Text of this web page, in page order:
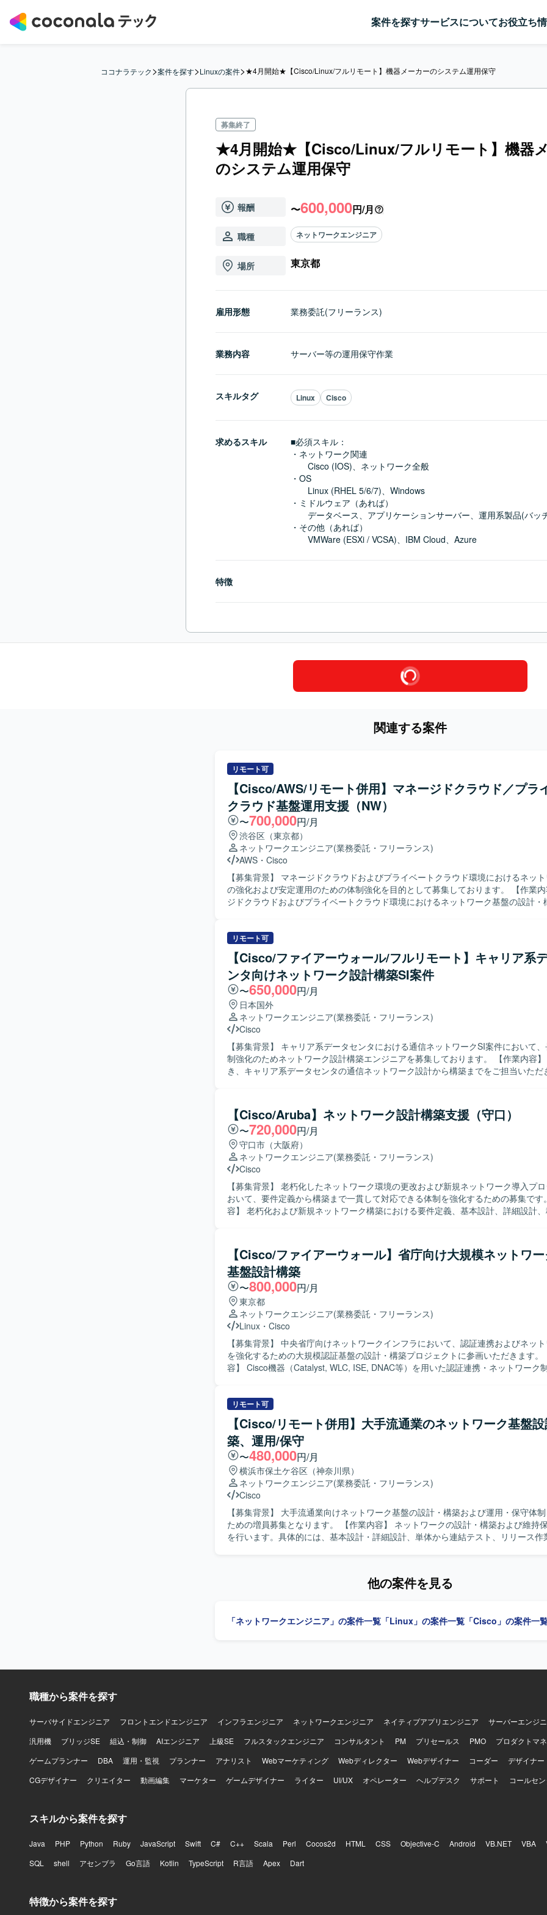
案件を探すサービスについてお役立ち
ココナラテック>案件を探す>Linuxの案件>★4月開始★【Cisco/Linux/フルリモート】機器メーカーのシステム運用保守
募集終了
★4月開始★【Cisco/Linux/フルリモート】機器
のシステム運用保守
報酬 〜600,000円/月
職種 ネットワークエンジニア
場所 東京都
雇用形態 業務委託(フリーランス)
業務内容 サーバー等の運用保守作業
スキルタグ Linux Cisco
求めるスキル
■必須スキル：
・ネットワーク関連
Cisco (IOS)、ネットワーク全般
・OS
Linux (RHEL 5/6/7)、Windows
・ミドルウェア（あれば）
データベース、アプリケーションサーバー、運用系製品(バッ
・その他（あれば）
VMWare (ESXi / VCSA)、IBM Cloud、Azure
特徴
関連する案件
リモート可
【Cisco/AWS/リモート併用】マネージドクラウド／プラ
クラウド基盤運用支援（NW）
〜700,000円/月
渋谷区（東京都）
ネットワークエンジニア(業務委託・フリーランス)
AWS ・ Cisco
【募集背景】 マネージドクラウドおよびプライベートクラウド環境におけるネッ
の強化および安定運用のための体制強化を目的として募集しております。 【作業内容】 マネー
ジドクラウドおよびプライベートクラウド環境におけるネットワーク基盤の設計・
などを用いたルーティング設計・運用、障害対応および保守対応を実施していただ
【求める人物像】 単なる運用オペレーションにとどまらず、ネットワーク設計か
応できる方を求めております。 クラウドおよびオンプレミス双方のネットワーク
持ち、主体的に改善や最適化に取り組んでいただける方が望ましいです。 【ポジションの魅
力】 マネージドクラウドおよびプライベートクラウド双方のネットワーク基盤に
で、クラウドネットワークとデータセンターネットワークの幅広い知見を習得して
す。 大規模な閉域網環境やBGP／MPLSなどを活用した高度なルーティング設計
ることができ、ネットワークエンジニアとしてのスキルアップが期待できるポジシ
【開発環境】 Cisco／Arista製ネットワーク機器 AWSネットワークサービス BGP
LISP／MPLSを用いたルーティング環境
リモート可
【Cisco/ファイアーウォール/フルリモート】キャリア系
ンタ向けネットワーク設計構築SI案件
〜650,000円/月
日本国外
ネットワークエンジニア(業務委託・フリーランス)
Cisco
【募集背景】 キャリア系データセンタにおける通信ネットワークSI案件において
制強化のためネットワーク設計構築エンジニアを募集しております。 【作業内容】 要件に基づ
き、キャリア系データセンタの通信ネットワーク設計から構築までをご担当いただ
タにおける初期設定作業（必要に応じてACI関連作業を現地で実施する場合があります
める人物像】 ・中長期で安定して参画いただける方 ・ネットワーク技術のキャッ
向きに取り組める方 ・手順書作成などドキュメント作業も丁寧に対応いただける
コミュニケーションを取りながら主体的に作業を進められる方 【ポジションの魅力】 ・キャリ
ア系データセンタの基幹ネットワークに関わることで、大規模なネットワーク設計
を積むことができます。 ・Cisco NexusやACI、ロードバランサ、ファイアウォー
た高度なネットワーク技術に携わることができます。 ・長期想定のため、腰を据
ップしながら参画いただけます。 【開発環境】 ・ネットワーク機器：Cisco Nexusシリーズ、
Cisco ACI、A10、F5 など ・ドキュメント：各種設計書・手順書作成ツール（詳細
【Cisco/Aruba】ネットワーク設計構築支援（守口）
〜720,000円/月
守口市（大阪府）
ネットワークエンジニア(業務委託・フリーランス)
Cisco
【募集背景】 老朽化したネットワーク環境の更改および新規ネットワーク導入プ
おいて、要件定義から構築まで一貫して対応できる体制を強化するための募集です。 【作
容】 老朽化および新規ネットワーク構築における要件定義、基本設計、詳細設計
ます。 ベンダーや現場担当者との調整、作業手順の確認など、関係各所とのコミ
ンを取りながら円滑な導入・移行を推進していただきます。 【求める人物像】 現地で自ら確認
すべき点を主体的に確認しに行動できる方を求めています。 業者や担当者と会話
況に応じた提案や調整を行い、プロジェクトを前向きに推進できる方を歓迎いたしま
ジションの魅力】 老朽化したネットワークの更改から新規導入まで、上流工程か
ズまで一気通貫で携わることができるため、ネットワークエンジニアとしてのスキ
に高めていただけます。 複数ベンダー機器を扱う環境での設計・構築経験を積む
将来的なリーダーポジションを目指す方にも適したポジションです。 【開発環境】 Cisco
L2/L3スイッチ、Aruba L2/L3スイッチ、VPN機器、FortiGateやPaloaltoなどのネ
器を中心とした環境です。
【Cisco/ファイアーウォール】省庁向け大規模ネットワ
基盤設計構築
〜800,000円/月
東京都
ネットワークエンジニア(業務委託・フリーランス)
Linux ・ Cisco
【募集背景】 中央省庁向けネットワークインフラにおいて、認証連携およびネッ
を強化するための大規模認証基盤の設計・構築プロジェクトに参画いただきます。 【作業内
容】 Cisco機器（Catalyst, WLC, ISE, DNAC等）を用いた認証連携・ネットワーク
制御の検討・実装を行っていただきます。 Linux / Windowsサーバー上でのログ調
定、認証連携に伴う各種設定・検証作業を担当していただきます。 プロジェクト
書、パラメータシート、テスト仕様書などの技術ドキュメントを作成していただきま
める人物像】 認証や証明書、ネットワークポリシー制御に強みを持ち、高い専門
主体的に設計・構築をリードしていただける方を求めています。 【ポジションの魅力】 中央省
庁向けの重要度が高い大規模ネットワーク認証基盤の設計・構築に携わることで、
ュリティ要件に対応したネットワーク設計スキルを磨いていただけます。 Ciscoの
ューション（ISE、DNAC等）を活用した認証・ネットワーク制御の実務経験を深
きます。 【開発環境】 ネットワーク製品： Cisco Catalyst, WLC, Cisco ISE, Cisco DNA Center
(DNAC) 認証プロトコル： RADIUS, LDAP サーバーOS： Linux, Windows Server
証周り） 担当工程： 基本設計〜詳細設計〜構築〜検証・テスト
リモート可
【Cisco/リモート併用】大手流通業のネットワーク基盤
築、運用/保守
〜480,000円/月
横浜市保土ケ谷区（神奈川県）
ネットワークエンジニア(業務委託・フリーランス)
Cisco
【募集背景】 大手流通業向けネットワーク基盤の設計・構築および運用・保守体
ための増員募集となります。 【作業内容】 ネットワークの設計・構築および維持保守支援業務
を行います。具体的には、基本設計・詳細設計、単体から連結テスト、リリース作
像】 ネットワーク設計・構築の実務経験を活かし、自ら課題を見つけて主体的に
の大規模ネットワーク基盤に上流工程から携わることができ、設計から構築、テス
他の案件を見る
「ネットワークエンジニア」の案件一覧 「Linux」の案件一覧 「Cisco」の案件一
職種から案件を探す
サーバサイドエンジニア フロントエンドエンジニア インフラエンジニア ネットワークエンジニア ネイティブアプリエンジニア
サーバーエンジ
汎用機
ブリッジSE 組込・制御 AIエンジニア 上級SE フルスタックエンジニア コンサルタント PM プリセールス PMO
プロダクトマ
ゲームプランナー
DBA 運用・監視 プランナー アナリスト Webマーケティング Webディレクター Webデザイナー コーダー
デザイナー
CGデザイナー
クリエイター 動画編集 マーケター ゲームデザイナー ライター UI/UX オペレーター ヘルプデスク サポート コールセ
スキルから案件を探す
Java PHP Python Ruby JavaScript Swift C# C++ Scala Perl Cocos2d HTML CSS Objective-C Android VB.NET VBA
SQL
shell アセンブラ Go言語 Kotlin TypeScript R言語 Apex Dart
特徴から案件を探す